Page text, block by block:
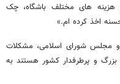
هزینه های مختلف باشگاه، چک
اخذ کرده ام.»
و مجلس شورای اسلامی، مشکلات
و پرطرفدار کشور هستند به